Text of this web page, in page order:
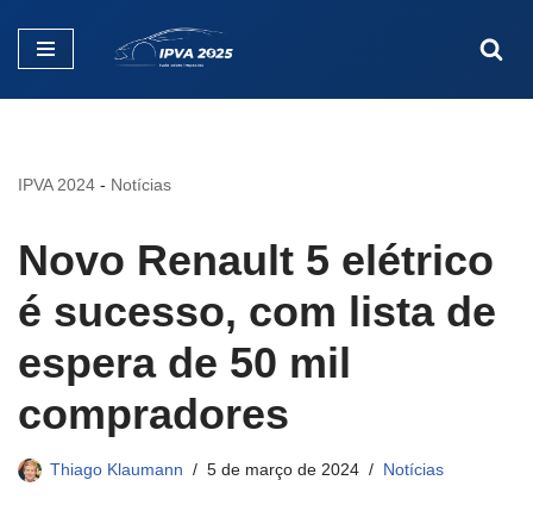
Pular
IPVA 2024 - Notícias
Novo Renault 5 elétrico
é sucesso, com lista de
espera de 50 mil
compradores
Thiago Klaumann 5 de março de 2024 Notícias